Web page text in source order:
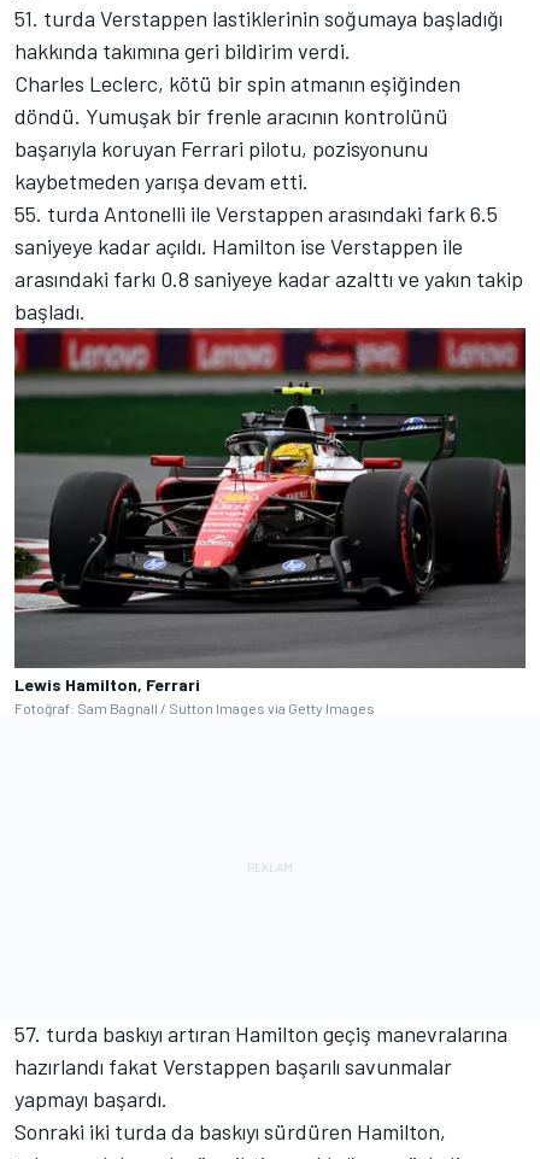
51. turda Verstappen lastiklerinin soğumaya başladığı
hakkında takımına geri bildirim verdi.
Charles Leclerc, kötü bir spin atmanın eşiğinden
döndü. Yumuşak bir frenle aracının kontrolünü
başarıyla koruyan Ferrari pilotu, pozisyonunu
kaybetmeden yarışa devam etti.
55. turda Antonelli ile Verstappen arasındaki fark 6.5
saniyeye kadar açıldı. Hamilton ise Verstappen ile
arasındaki farkı 0.8 saniyeye kadar azalttı ve yakın takip
başladı.
Lewis Hamilton, Ferrari
Fotoğraf: Sam Bagnall / Sutton Images via Getty Images
57. turda baskıyı artıran Hamilton geçiş manevralarına
hazırlandı fakat Verstappen başarılı savunmalar
yapmayı başardı.
Sonraki iki turda da baskıyı sürdüren Hamilton,